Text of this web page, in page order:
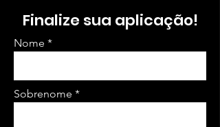
Finalize sua aplicação!
Nome
Sobrenome